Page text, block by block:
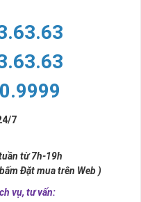
7
từ 7h-19h
Đặt mua trên Web )
vụ, tư vấn: